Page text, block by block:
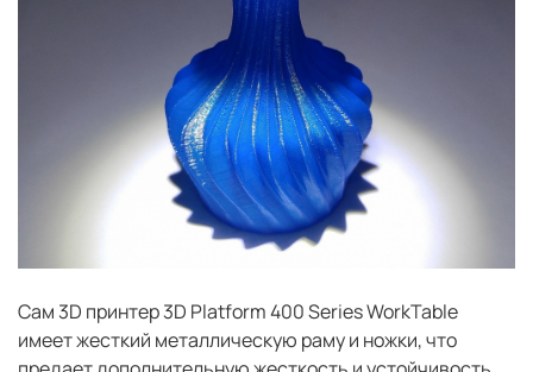
Сам 3D принтер 3D Platform 400 Series WorkTable
имеет жесткий металлическую раму и ножки, что